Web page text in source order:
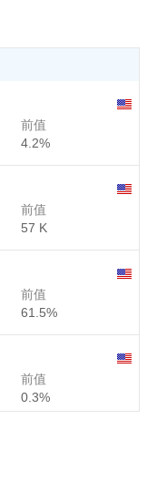
前值
4.2%
前值
57 K
前值
61.5%
前值
0.3%